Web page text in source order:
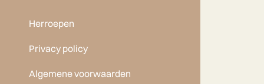
Herroepen
Privacy policy
Algemene voorwaarden